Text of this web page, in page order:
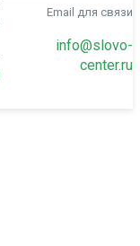
Email для связи
info@slovo-
center.ru